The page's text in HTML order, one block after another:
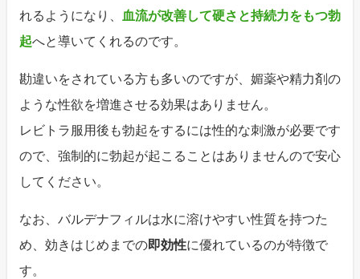
れるようになり、
血流が改善して硬さと持続力をもつ勃
起へと導いてくれるのです。
勘違いをされている方も多いのですが、媚薬や精力剤の
ような性欲を増進させる効果はありません。
レビトラ服用後も勃起をするには性的な刺激が必要です
ので、強制的に勃起が起こることはありませんので安心
してください。
なお、バルデナフィルは水に溶けやすい性質を持つた
め、効きはじめまでの即効性に優れているのが特徴で
す。